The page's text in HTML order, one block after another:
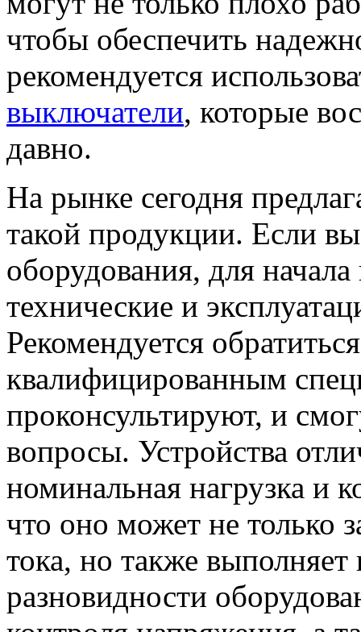
чтобы обеспечить
рекомендуется
выключатели, которые
давно.
На рынке сегодня
такой продукции. Если
оборудования, для
технические и
Рекомендуется
квалифицированным
проконсультируют, и
вопросы. Устройства
номинальная нагрузка и
что оно может не только
тока, но также
разновидности